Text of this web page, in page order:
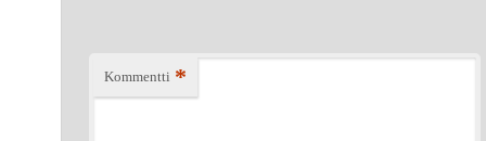
Kommentti *